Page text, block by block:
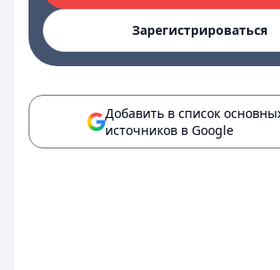
Зарегистрироваться
Добавить в список
источников в Google